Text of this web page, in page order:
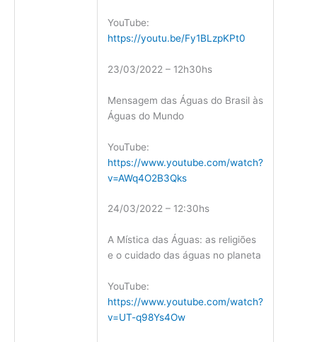
YouTube:
https://youtu.be/Fy1BLzpKPt0
23/03/2022 – 12h30hs
Mensagem das Águas do Brasil às
Águas do Mundo
YouTube:
https://www.youtube.com/watch?
v=AWq4O2B3Qks
24/03/2022 – 12:30hs
A Mística das Águas: as religiões
e o cuidado das águas no planeta
YouTube:
https://www.youtube.com/watch?
v=UT-q98Ys4Ow